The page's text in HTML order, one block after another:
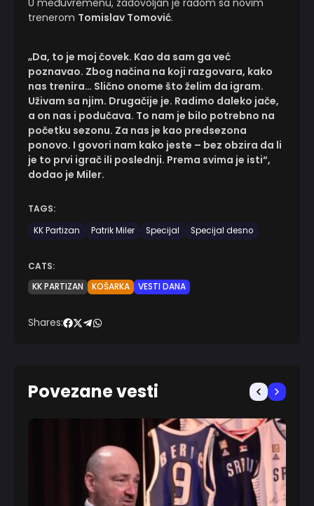
U međuvremenu, zadovoljan je radom sa novim
trenerom Tomislav Tomović.
„Da, to je moj čovek. Kao da sam ga već
poznavao. Zbog načina na koji razgovara, kako
nas trenira… Slično onome što želim da igram.
Uživam sa njim. Drugačije je. Radimo daleko jače,
a on nas i podučava. To nam je bilo potrebno na
početku sezonu. Za nas je kao predsezona
ponovo. I govori nam kako jeste – bez obzira da li
je to prvi igrač ili poslednji. Prema svima je isti“,
dodao je Miler.
TAGS:
KK Partizan
Patrik Miler Specijal Specijal desno
CATS:
KK PARTIZAN
KOŠARKA VESTI DANA
Shares:
Povezane vesti